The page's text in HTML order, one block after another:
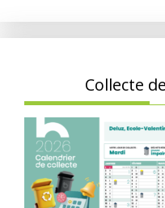
Collecte